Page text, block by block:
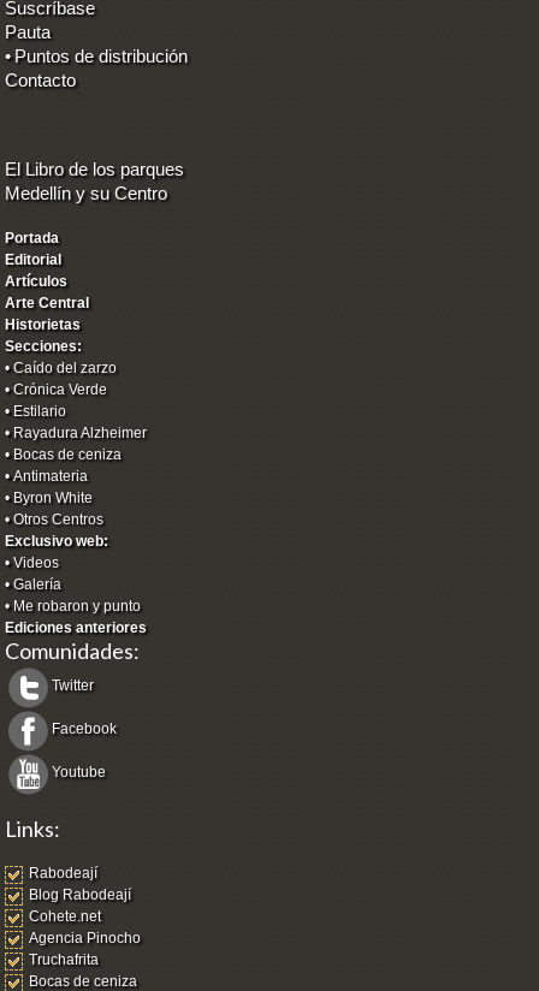
Suscríbase
Pauta
• Puntos de distribución
Contacto
El Libro de los parques
Medellín y su Centro
Portada
Editorial
Artículos
Arte Central
Historietas
Secciones:
•Caído del zarzo
•Crónica Verde
• Estilario
• Rayadura Alzheimer
• Bocas de ceniza
•Antimateria
• Byron White
•Otros Centros
Exclusivo web:
•Videos
•Galería
• Me robaron y punto
Ediciones anteriores
Comunidades:
Twitter
Facebook
Youtube
Links:
Rabodeají
Blog Rabodeají
Cohete.net
Agencia Pinocho
Truchafrita
Bocas de ceniza